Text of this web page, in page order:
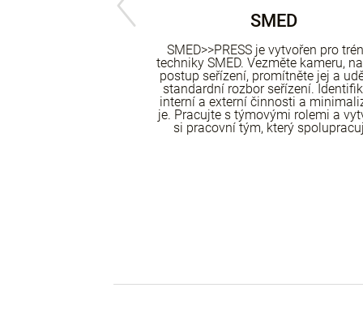
SMED
SMED>>PRESS je vytvořen pro
techniky SMED. Vezměte kameru,
postup seřízení, promítněte jej a
standardní rozbor seřízení.
interní a externí činnosti a
je. Pracujte s týmovými rolemi a
si pracovní tým, který